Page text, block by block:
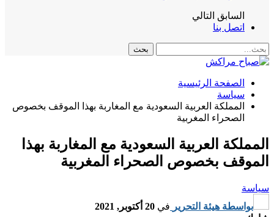
السابق التالي
اتصل بنا
الصفحة الرئيسية
سياسة
المملكة العربية السعودية مع المغاربة بهذا الموقف بخصوص
الصحراء المغربية
المملكة العربية السعودية مع المغاربة بهذا
الموقف بخصوص الصحراء المغربية
سياسة
بواسطة هيئة التحرير في 20 أكتوبر, 2021